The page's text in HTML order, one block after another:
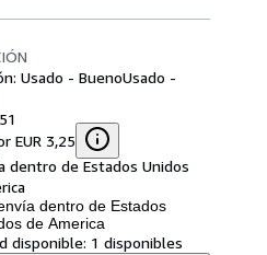
Usado - BuenoUsado -
EUR 3,25
dentro de Estados Unidos
dentro de Estados
de America
disponible: 1 disponibles